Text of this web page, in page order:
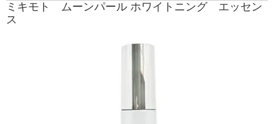
ミキモト ムーンパール ホワイトニング エッセン
ス